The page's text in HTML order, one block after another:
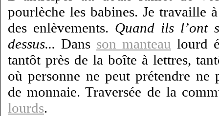
pourlèche les babines. Je travaille
des enlèvements. Quand ils l’ont
dessus... Dans son manteau lourd
tantôt près de la boîte à lettres,
où personne ne peut prétendre
de monnaie. Traversée de la
lourds.